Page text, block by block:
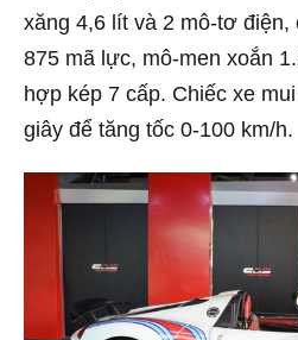
xăng 4,6 lít và 2 mô-tơ điện,
875 mã lực, mô-men xoắn
hợp kép 7 cấp. Chiếc xe
giây để tăng tốc 0-100 km/h.